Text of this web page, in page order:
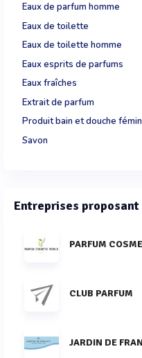
Eaux de parfum homme
Eaux de toilette
Eaux de toilette homme
Eaux esprits de parfums
Eaux fraîches
Extrait de parfum
Produit bain et douche
Savon
Entreprises
PARFUM
CLUB PARFUM
JARDIN DE